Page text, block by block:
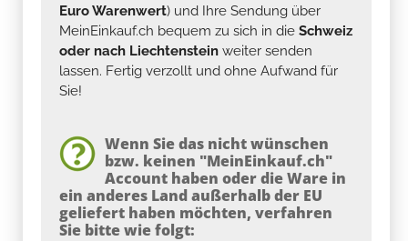
Euro Warenwert) und Ihre Sendung über
MeinEinkauf.ch bequem zu sich in die Schweiz
oder nach Liechtenstein weiter senden
lassen. Fertig verzollt und ohne Aufwand für
Sie!
Wenn Sie das nicht wünschen
bzw. keinen "MeinEinkauf.ch"
Account haben oder die Ware in
ein anderes Land außerhalb der EU
geliefert haben möchten, verfahren
Sie bitte wie folgt: